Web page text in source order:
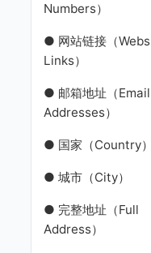
Numbers）
● 网站链接（
Links）
● 邮箱地址（Email
Addresses）
● 国家（Country
● 城市（City）
● 完整地址（Full
Address）